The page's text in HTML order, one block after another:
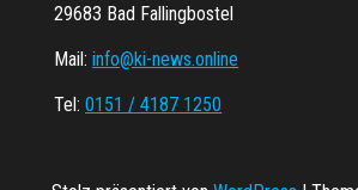
29683 Bad Fallingbostel
Mail: info@ki-news.online
Tel: 0151 / 4187 1250